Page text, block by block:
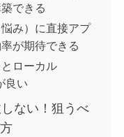
できる
み）に直接アプ
が期待できる
ローカル
良い
ない！狙うべ